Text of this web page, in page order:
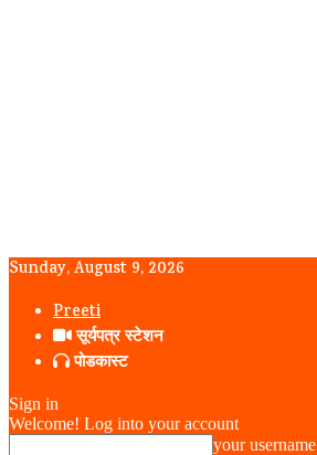
Sunday, August 9, 2026
Preeti
सूर्यपत्र स्टेशन
पोडकास्ट
Sign in
Welcome! Log into your account
your username